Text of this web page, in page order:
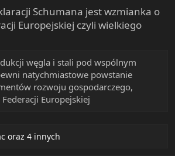
Schumana jest wzmianka o
Europejskiej czyli wielkiego
węgla i stali pod wspólnym
natychmiastowe powstanie
rozwoju gospodarczego,
Europejskiej
oraz 4 innych